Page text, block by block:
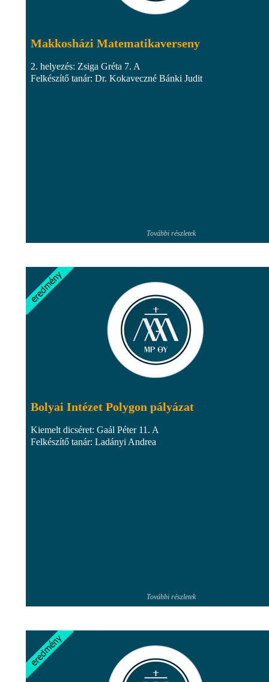
Makkosházi Matematikaverseny
2. helyezés: Zsiga Gréta 7. A
Felkészítő tanár: Dr. Kokaveczné Bánki Judit
További részletek
Bolyai Intézet Polygon pályázat
Kiemelt dicséret: Gaál Péter 11. A
Felkészítő tanár: Ladányi Andrea
További részletek